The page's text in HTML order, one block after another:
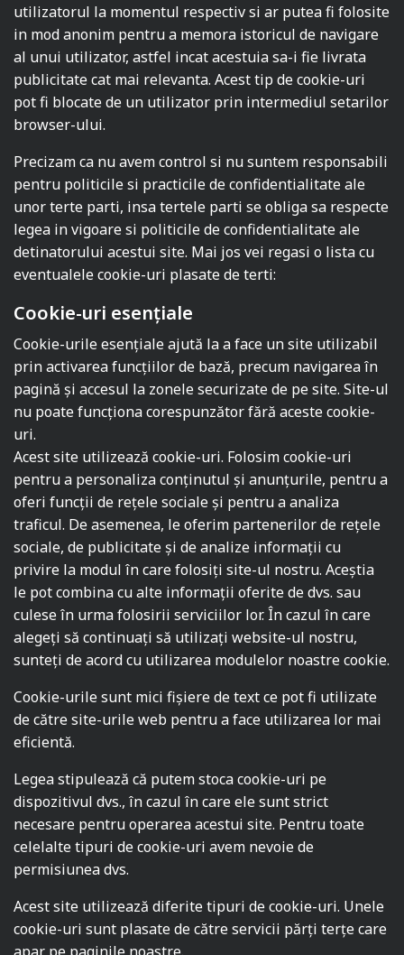
utilizatorul la momentul respectiv si ar putea fi folosite
in mod anonim pentru a memora istoricul de navigare
al unui utilizator, astfel incat acestuia sa-i fie livrata
publicitate cat mai relevanta. Acest tip de cookie-uri
pot fi blocate de un utilizator prin intermediul setarilor
browser-ului.
Precizam ca nu avem control si nu suntem responsabili
pentru politicile si practicile de confidentialitate ale
unor terte parti, insa tertele parti se obliga sa respecte
legea in vigoare si politicile de confidentialitate ale
detinatorului acestui site. Mai jos vei regasi o lista cu
eventualele cookie-uri plasate de terti:
Cookie-uri esențiale
Cookie-urile esențiale ajută la a face un site utilizabil
prin activarea funcţiilor de bază, precum navigarea în
pagină şi accesul la zonele securizate de pe site. Site-ul
nu poate funcţiona corespunzător fără aceste cookie-
uri.
Acest site utilizează cookie-uri. Folosim cookie-uri
pentru a personaliza conținutul și anunțurile, pentru a
oferi funcții de rețele sociale și pentru a analiza
traficul. De asemenea, le oferim partenerilor de rețele
sociale, de publicitate și de analize informații cu
privire la modul în care folosiți site-ul nostru. Aceștia
le pot combina cu alte informații oferite de dvs. sau
culese în urma folosirii serviciilor lor. În cazul în care
alegeți să continuați să utilizați website-ul nostru,
sunteți de acord cu utilizarea modulelor noastre cookie.
Cookie-urile sunt mici fişiere de text ce pot fi utilizate
de către site-urile web pentru a face utilizarea lor mai
eficientă.
Legea stipulează că putem stoca cookie-uri pe
dispozitivul dvs., în cazul în care ele sunt strict
necesare pentru operarea acestui site. Pentru toate
celelalte tipuri de cookie-uri avem nevoie de
permisiunea dvs.
Acest site utilizează diferite tipuri de cookie-uri. Unele
cookie-uri sunt plasate de către servicii părţi terţe care